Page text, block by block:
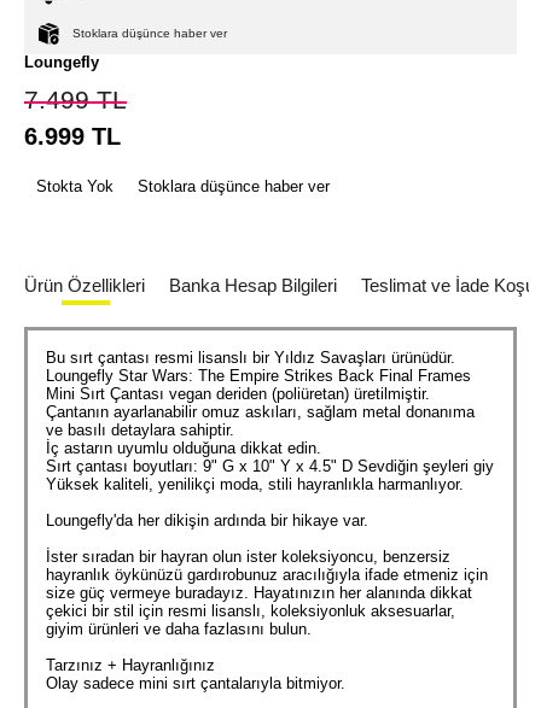
Stoklara düşünce haber ver
Loungefly
7.499TL
6.999 TL
Stokta Yok Stoklara düşünce haber ver
Ürün Özellikleri Banka Hesap Bilgileri Teslimat ve İade
Bu sırt çantası resmi lisanslı bir Yıldız Savaşları ürünüdür.
Loungefly Star Wars: The Empire Strikes Back Final Frames
Mini Sırt Çantası vegan deriden (poliüretan) üretilmiştir.
Çantanın ayarlanabilir omuz askıları, sağlam metal donanıma
ve basılı detaylara sahiptir.
İç astarın uyumlu olduğuna dikkat edin.
Sırt çantası boyutları: 9" G x 10" Y x 4.5" D Sevdiğin şeyleri giy
Yüksek kaliteli, yenilikçi moda, stili hayranlıkla harmanlıyor.
Loungefly'da her dikişin ardında bir hikaye var.
İster sıradan bir hayran olun ister koleksiyoncu, benzersiz
hayranlık öykünüzü gardırobunuz aracılığıyla ifade etmeniz için
size güç vermeye buradayız. Hayatınızın her alanında dikkat
çekici bir stil için resmi lisanslı, koleksiyonluk aksesuarlar,
giyim ürünleri ve daha fazlasını bulun.
Tarzınız + Hayranlığınız
Olay sadece mini sırt çantalarıyla bitmiyor.